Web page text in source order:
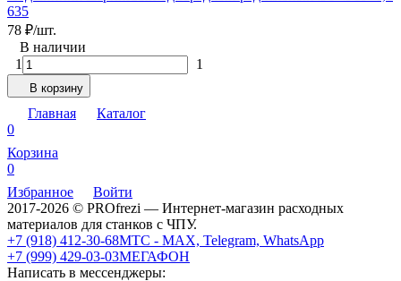
635
78 ₽/шт.
В наличии
1
1
В корзину
Главная
Каталог
0
Корзина
0
Избранное
Войти
2017-2026 © PROfrezi — Интернет-магазин расходных
материалов для станков с ЧПУ.
+7 (918) 412-30-68МТС - MAX, Telegram, WhatsApp
+7 (999) 429-03-03МЕГАФОН
Написать в мессенджеры: